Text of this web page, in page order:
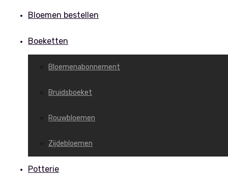
Bloemen bestellen
Boeketten
Bloemenabonnement
Bruidsboeket
Rouwbloemen
Zijdebloemen
Potterie